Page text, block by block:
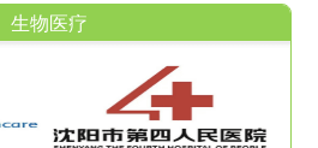
生物医疗